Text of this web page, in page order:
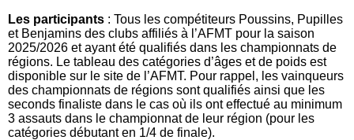
Les participants : Tous les compétiteurs Poussins, Pupilles
et Benjamins des clubs affiliés à l’AFMT pour la saison
2025/2026 et ayant été qualifiés dans les championnats de
régions. Le tableau des catégories d’âges et de poids est
disponible sur le site de l’AFMT. Pour rappel, les vainqueurs
des championnats de régions sont qualifiés ainsi que les
seconds finaliste dans le cas où ils ont effectué au minimum
3 assauts dans le championnat de leur région (pour les
catégories débutant en 1/4 de finale).